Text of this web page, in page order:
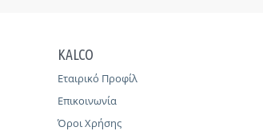
KALCO
Εταιρικό Προφίλ
Επικοινωνία
Όροι Χρήσης